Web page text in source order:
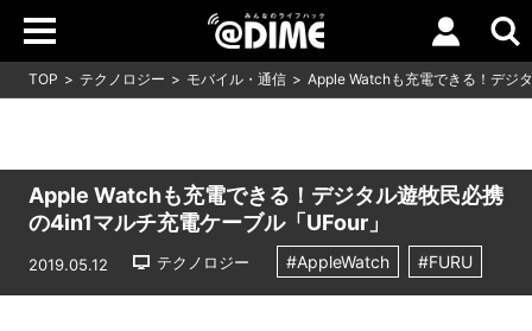
TOP テクノロジー モバイル・通信 Apple Watchも充電できる！デジ
Apple Watchも充電できる！デジタル遊牧民必携
の4in1マルチ充電ケーブル「UFour」
2019.05.12 テクノロジー #AppleWatch #FURU